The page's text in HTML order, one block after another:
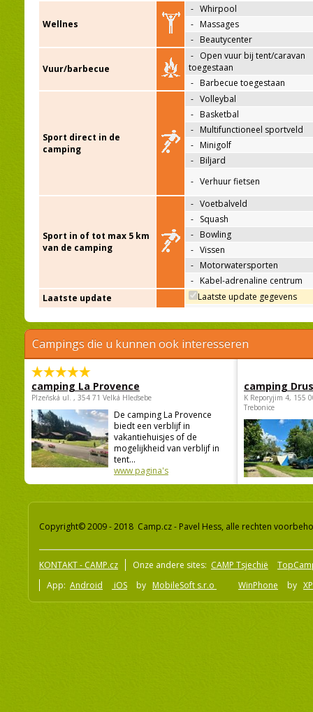
Wellnes
- Whirpool
- Massages
- Beautycenter
Vuur/barbecue
- Open vuur bij tent/caravan
toegestaan
- Barbecue toegestaan
Sport direct in de
camping
- Volleybal
- Basketbal
- Multifunctioneel sportveld
- Minigolf
- Biljard
- Verhuur fietsen
Sport in of tot max 5 km
van de camping
- Voetbalveld
- Squash
- Bowling
- Vissen
- Motorwatersporten
- Kabel-adrenaline centrum
Laatste update
Laatste update gegevens
Campings die u kunnen ook interesseren
camping La Provence
Plzeňská ul. , 354 71 Velká Hleďsebe
De camping La Provence
biedt een verblijf in
vakantiehuisjes of de
mogelijkheid van verblijf in
tent...
www pagina's
camping
K Reporyjim 4, 155
Trebonice
Copyright© 2009 - 2018 Camp.cz - Pavel Hess, alle rechten
KONTAKT - CAMP.cz Onze andere sites: CAMP Tsjechië
App: Android iOS by MobileSoft s.r.o WinPhone by